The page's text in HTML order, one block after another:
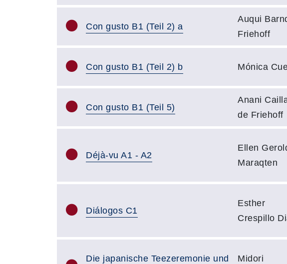
Con gusto B1 (Teil 2) a
Auqui
Friehoff
Con gusto B1 (Teil 2) b Mónica
Con gusto B1 (Teil 5)
Anani
de Friehoff
Déjà-vu A1 - A2
Ellen
Maraqten
Diálogos C1
Esther
Crespillo
Die japanische Teezeremonie und Midori